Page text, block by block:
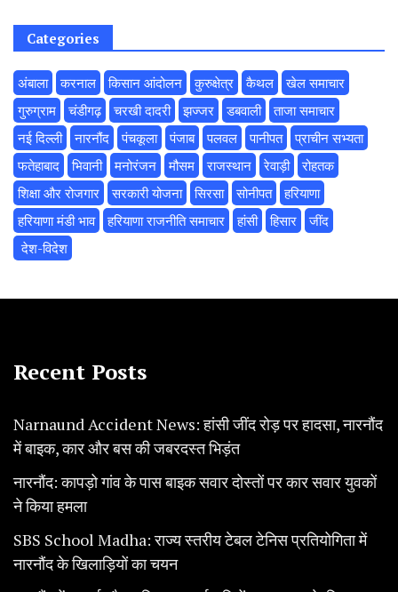
Categories
अंबाला करनाल किसान आंदोलन कुरुक्षेत्र कैथल
खेल समाचार
गुरुग्राम
चंडीगढ़ चरखी दादरी झज्जर डबवाली
ताजा समाचार
नई दिल्ली
नारनौंद पंचकूला पंजाब पलवल पानीपत
प्राचीन सभ्यता
फतेहाबाद
भिवानी मनोरंजन मौसम राजस्थान रेवाड़ी
रोहतक
शिक्षा और रोजगार
सरकारी योजना सिरसा सोनीपत
हरियाणा
हरियाणा मंडी भाव
हरियाणा राजनीति समाचार हांसी हिसार
‌जींद
‌ देश-विदेश
Recent Posts
Narnaund Accident News: हांसी जींद रोड़ पर हादसा, नारनौंद
में बाइक, कार और बस की जबरदस्त भिड़ंत
नारनौंद: कापड़ो गांव के पास बाइक सवार दोस्तों पर कार सवार युवकों
ने किया हमला
SBS School Madha: राज्य स्तरीय टेबल टेनिस प्रतियोगिता में
नारनौंद के खिलाड़ियों का चयन